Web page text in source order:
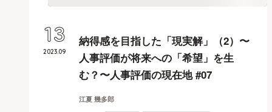
納得感を目指した「現実解」（2）〜
人事評価が将来への「希望」を生
む？〜人事評価の現在地 #07
江夏 幾多郎
2023.09
13